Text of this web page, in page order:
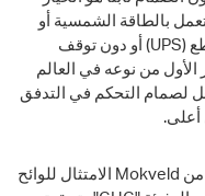
تعمل بالطاقة الشمسية أو
تلك التي تعتمد على مصدر طاقة غير منقطع (UPS) أو دون توقف
الأول من نوعه في العالم
لصمام التحكم في التدفق
يتيح صمام التحكم في الانبعاثات الصفرية من Mokveld الامتثال للوائح